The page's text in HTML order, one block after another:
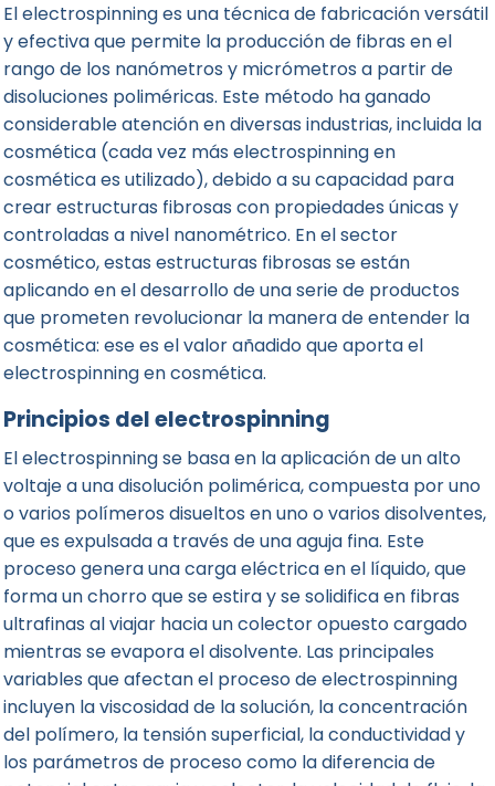
El electrospinning es una técnica de fabricación versátil
y efectiva que permite la producción de fibras en el
rango de los nanómetros y micrómetros a partir de
disoluciones poliméricas. Este método ha ganado
considerable atención en diversas industrias, incluida la
cosmética (cada vez más electrospinning en
cosmética es utilizado), debido a su capacidad para
crear estructuras fibrosas con propiedades únicas y
controladas a nivel nanométrico. En el sector
cosmético, estas estructuras fibrosas se están
aplicando en el desarrollo de una serie de productos
que prometen revolucionar la manera de entender la
cosmética: ese es el valor añadido que aporta el
electrospinning en cosmética.
Principios del electrospinning
El electrospinning se basa en la aplicación de un alto
voltaje a una disolución polimérica, compuesta por uno
o varios polímeros disueltos en uno o varios disolventes,
que es expulsada a través de una aguja fina. Este
proceso genera una carga eléctrica en el líquido, que
forma un chorro que se estira y se solidifica en fibras
ultrafinas al viajar hacia un colector opuesto cargado
mientras se evapora el disolvente. Las principales
variables que afectan el proceso de electrospinning
incluyen la viscosidad de la solución, la concentración
del polímero, la tensión superficial, la conductividad y
los parámetros de proceso como la diferencia de